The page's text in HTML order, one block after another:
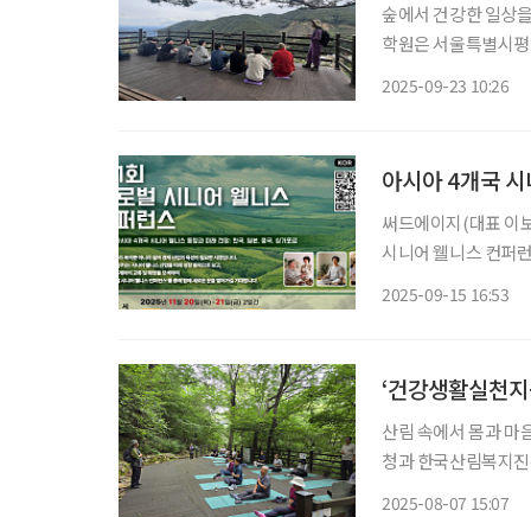
숲에서 건강한 일상
학원은 서울특별시
2025-09-23 10:26
아시아 4개국
써드에이지(대표 이
시니어 웰니스 컨퍼
2025-09-15 16:53
‘건강생활실천
산림 속에서 몸과 마
청과 한국산림복지
2025-08-07 15:07